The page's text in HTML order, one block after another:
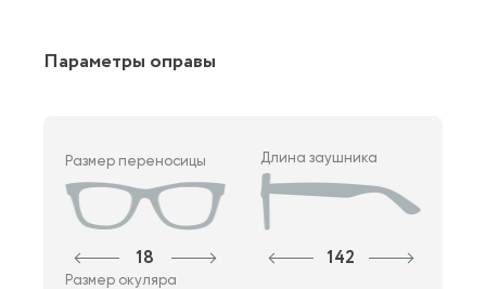
Параметры оправы
Размер переносицы
18
Длина заушника
142
Размер окуляра